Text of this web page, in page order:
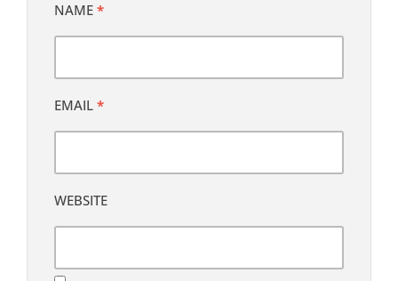
NAME *
EMAIL *
WEBSITE